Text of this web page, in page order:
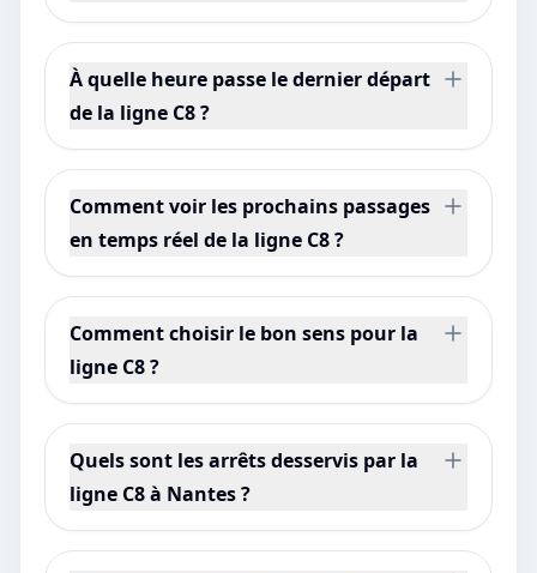
À quelle heure passe le dernier départ
de la ligne C8 ?
Comment voir les prochains passages
en temps réel de la ligne C8 ?
Comment choisir le bon sens pour la
ligne C8 ?
Quels sont les arrêts desservis par la
ligne C8 à Nantes ?